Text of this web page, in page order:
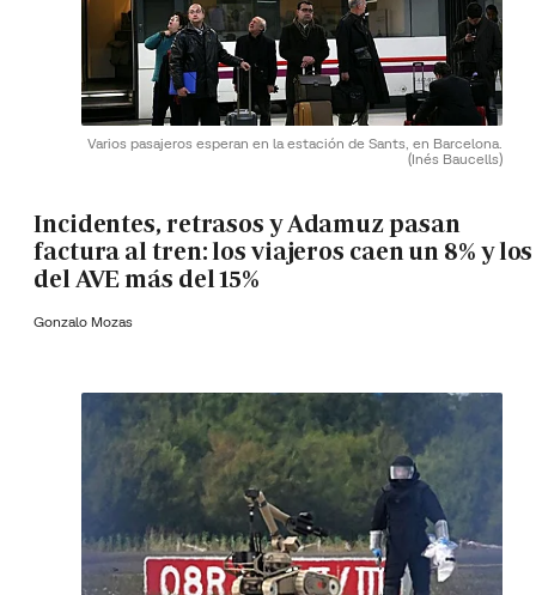
Varios pasajeros esperan en la estación de Sants, en Barcelona.
(Inés Baucells)
Incidentes, retrasos y Adamuz pasan
factura al tren: los viajeros caen un 8% y los
del AVE más del 15%
Gonzalo Mozas